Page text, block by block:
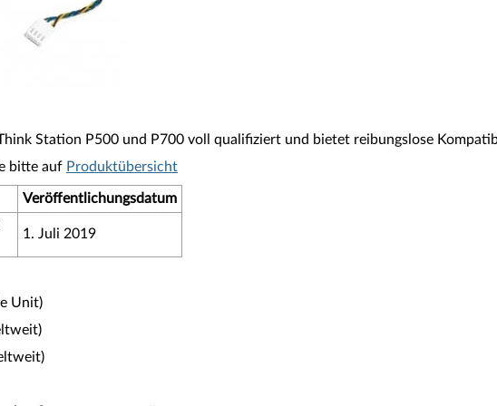
Station P500 und P700 voll qualifiziert und bietet reibungslose
bitte auf Produktübersicht
Veröffentlichungsdatum
1. Juli 2019
Unit)